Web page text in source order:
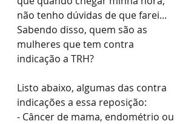
não tenho dúvidas de que farei...
Sabendo disso, quem são as
mulheres que tem contra
indicação a TRH?
Listo abaixo, algumas das contra
indicações a essa reposição:
- Câncer de mama, endométrio ou